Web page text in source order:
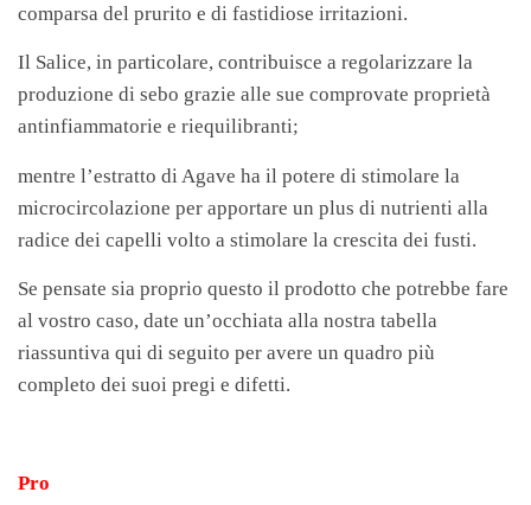
comparsa del prurito e di fastidiose irritazioni.
Il Salice, in particolare, contribuisce a regolarizzare la
produzione di sebo grazie alle sue comprovate proprietà
antinfiammatorie e riequilibranti;
mentre l’estratto di Agave ha il potere di stimolare la
microcircolazione per apportare un plus di nutrienti alla
radice dei capelli volto a stimolare la crescita dei fusti.
Se pensate sia proprio questo il prodotto che potrebbe fare
al vostro caso, date un’occhiata alla nostra tabella
riassuntiva qui di seguito per avere un quadro più
completo dei suoi pregi e difetti.
Pro